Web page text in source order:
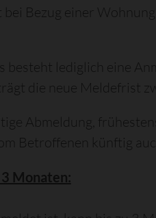
Bezug einer Wohnung
besteht lediglich eine
die neue Meldefrist
Abmeldung,
Betroffenen künftig
Monaten: